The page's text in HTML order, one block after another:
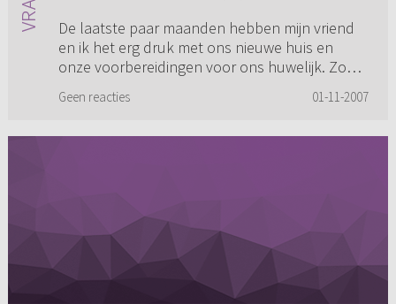
De laatste paar maanden hebben mijn vriend
en ik het erg druk met ons nieuwe huis en
onze voorbereidingen voor ons huwelijk. Zo
Avonds gingen we eventjes ...
Geen reacties 01-11-2007